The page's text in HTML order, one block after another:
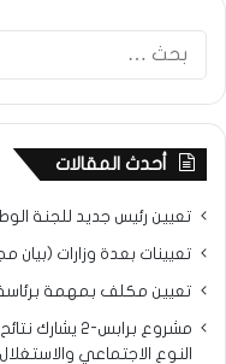
أحدث المقالات
تعيين رئيس جديد للجنة
تعيينات بعدة وزارات (بيان
تعيين مكلف بمهمة
مشروع
النوع الاجتماعي